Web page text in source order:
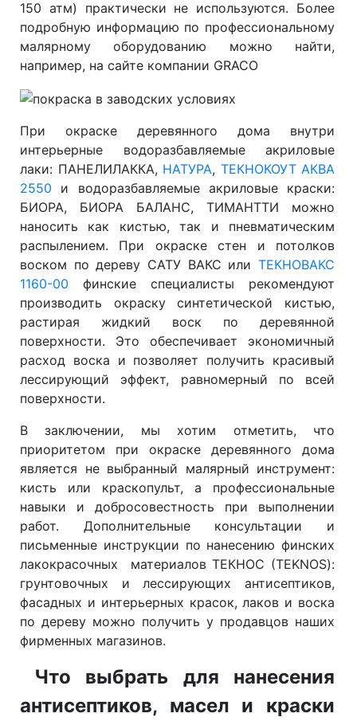
150 атм) практически не используются. Более
подробную информацию по профессиональному
малярному оборудованию можно найти,
например, на сайте компании GRACO
При окраске деревянного дома внутри
интерьерные водоразбавляемые акриловые
лаки: ПАНЕЛИЛАККА, НАТУРА, ТЕКНОКОУТ АКВА
2550 и водоразбавляемые акриловые краски:
БИОРА, БИОРА БАЛАНС, ТИМАНТТИ можно
наносить как кистью, так и пневматическим
распылением. При окраске стен и потолков
воском по дереву САТУ ВАКС или ТЕКНОВАКС
1160-00 финские специалисты рекомендуют
производить окраску синтетической кистью,
растирая жидкий воск по деревянной
поверхности. Это обеспечивает экономичный
расход воска и позволяет получить красивый
лессирующий эффект, равномерный по всей
поверхности.
В заключении, мы хотим отметить, что
приоритетом при окраске деревянного дома
является не выбранный малярный инструмент:
кисть или краскопульт, а профессиональные
навыки и добросовестность при выполнении
работ. Дополнительные консультации и
письменные инструкции по нанесению финских
лакокрасочных материалов ТЕКНОС (TEKNOS):
грунтовочных и лессирующих антисептиков,
фасадных и интерьерных красок, лаков и воска
по дереву можно получить у продавцов наших
фирменных магазинов.
Что выбрать для нанесения
антисептиков, масел и краски